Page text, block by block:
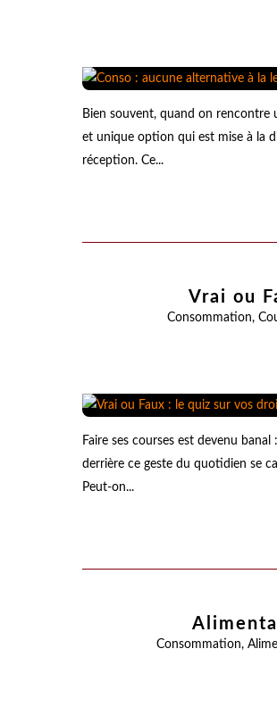
Bien souvent, quand on
et unique option qui est mise à la
réception. Ce...
Vrai ou
Consommation,
Faire ses courses est devenu
derrière ce geste du quotidien se
Peut-on...
Consommation,